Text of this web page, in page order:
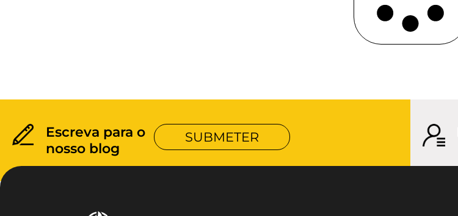
Escreva para o
nosso blog
SUBMETER